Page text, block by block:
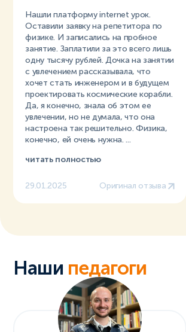
Нашли платформу internet урок.
Оставили заявку на репетитора по
физике. И записались на пробное
занятие. Заплатили за это всего лишь
одну тысячу рублей. Дочка на занятии
с увлечением рассказывала, что
хочет стать инженером и в будущем
проектировать космические корабли.
Да, я конечно, знала об этом ее
увлечении, но не думала, что она
настроена так решительно. Физика,
конечно, ей очень нужна. ...
читать полностью
29.01.2025 Оригинал отзыва
Наши педагоги